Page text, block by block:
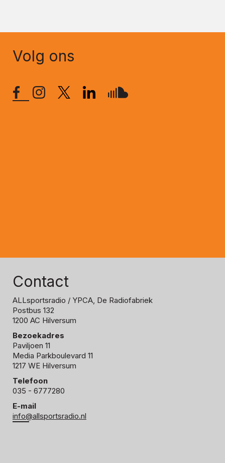
Volg ons
Contact
ALLsportsradio / YPCA, De Radiofabriek
Postbus 132
1200 AC Hilversum
Bezoekadres
Paviljoen 11
Media Parkboulevard 11
1217 WE Hilversum
Telefoon
035 - 6777280
E-mail
info@allsportsradio.nl